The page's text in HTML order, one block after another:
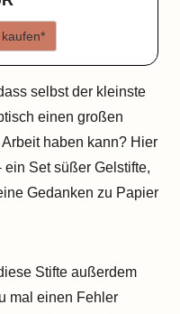
selbst der kleinste
einen großen
haben kann? Hier
Set süßer Gelstifte,
Gedanken zu Papier
Stifte außerdem
mal einen Fehler